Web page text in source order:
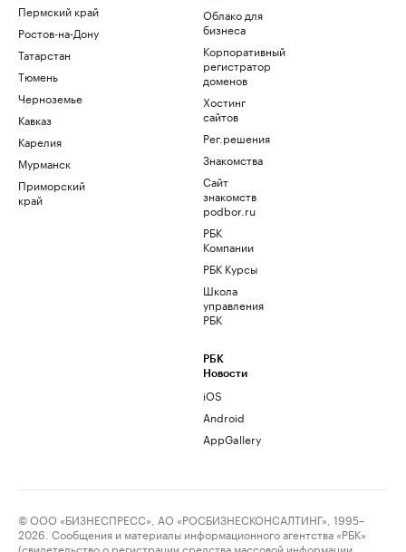
Пермский край
Ростов-на-Дону
Татарстан
Тюмень
Черноземье
Кавказ
Карелия
Мурманск
Приморский
край
Облако для
бизнеса
Корпоративный
регистратор
доменов
Хостинг
сайтов
Рег.решения
Знакомства
Сайт
знакомств
podbor.ru
РБК
Компании
РБК Курсы
Школа
управления
РБК
РБК
Новости
iOS
Android
AppGallery
© ООО «БИЗНЕСПРЕСС», АО «РОСБИЗНЕСКОНСАЛТИНГ», 1995–
2026. Сообщения и материалы информационного агентства «РБК»
(свидетельство о регистрации средства массовой информации